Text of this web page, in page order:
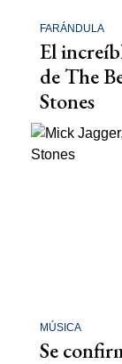
FARÁNDULA
El
de The
Stones
MÚSICA
Se